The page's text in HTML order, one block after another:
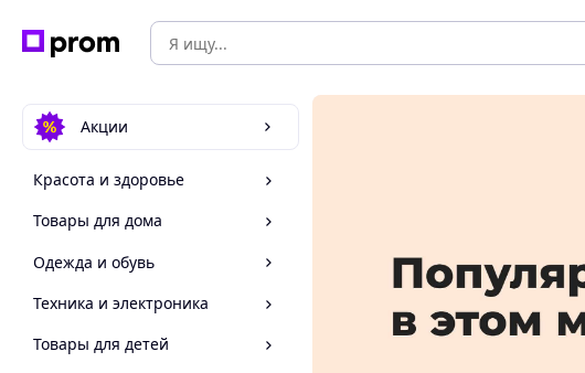
Акции
Красота и здоровье
Товары для дома
Одежда и обувь
Техника и электроника
Товары для детей